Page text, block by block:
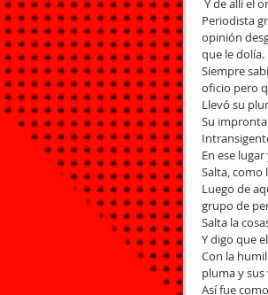
Y de allí el
Periodista
opinión
que le dolía.
Siempre
oficio pero
Llevó su
Su
En ese
Salta, como
Luego de
grupo de
Salta la
Y digo que
Con la
pluma y sus
Así fue